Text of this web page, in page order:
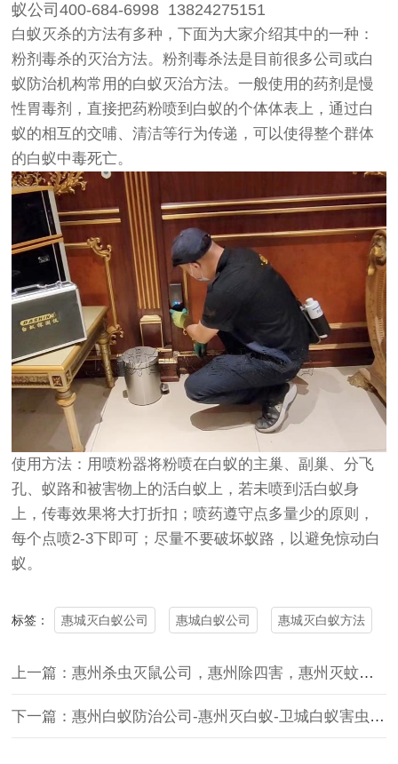
蚁公司400-684-6998 13824275151
白蚁灭杀的方法有多种，下面为大家介绍其中的一种：
粉剂毒杀的灭治方法。粉剂毒杀法是目前很多公司或白
蚁防治机构常用的白蚁灭治方法。一般使用的药剂是慢
性胃毒剂，直接把药粉喷到白蚁的个体体表上，通过白
蚁的相互的交哺、清洁等行为传递，可以使得整个群体
的白蚁中毒死亡。
使用方法：用喷粉器将粉喷在白蚁的主巢、副巢、分飞
孔、蚁路和被害物上的活白蚁上，若未喷到活白蚁身
上，传毒效果将大打折扣；喷药遵守点多量少的原则，
每个点喷2-3下即可；尽量不要破坏蚁路，以避免惊动白
蚁。
标签： 惠城灭白蚁公司 惠城白蚁公司 惠城灭白蚁方法
上一篇：惠州杀虫灭鼠公司，惠州除四害，惠州灭蚊灭蟑螂公司，惠州杀臭虫
下一篇：惠州白蚁防治公司-惠州灭白蚁-卫城白蚁害虫防治有限公司